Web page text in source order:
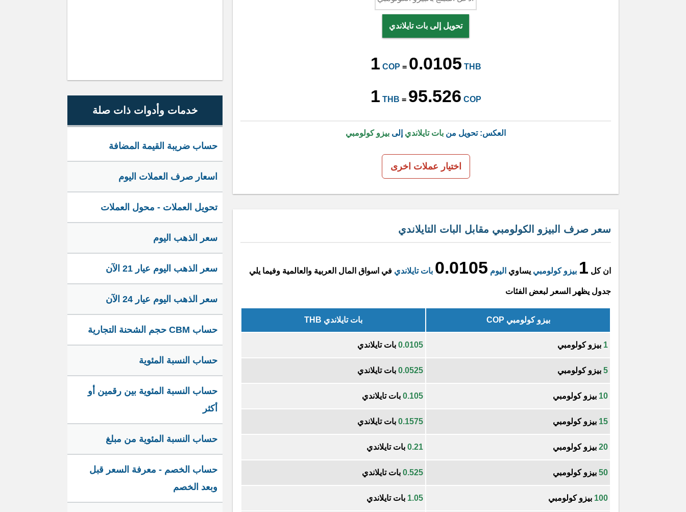
تحويل إلى بات تايلاندي
1 COP = 0.0105 THB
1 THB = 95.526 COP
العكس: تحويل من بات تايلاندي إلى بيزو كولومبي
اختيار عملات اخرى
سعر صرف البيزو الكولومبي مقابل البات التايلاندي
ان كل 1 بيزو كولومبي يساوي اليوم 0.0105 بات تايلاندي في اسواق المال العربية والعالمية وفيما يلي
جدول يظهر السعر لبعض الفئات
بيزو كولومبي COP بات تايلاندي THB
1 بيزو كولومبي 0.0105 بات تايلاندي
5 بيزو كولومبي 0.0525 بات تايلاندي
10 بيزو كولومبي 0.105 بات تايلاندي
15 بيزو كولومبي 0.1575 بات تايلاندي
20 بيزو كولومبي 0.21 بات تايلاندي
50 بيزو كولومبي 0.525 بات تايلاندي
100 بيزو كولومبي 1.05 بات تايلاندي
خدمات وأدوات ذات صلة
حساب ضريبة القيمة المضافة
اسعار صرف العملات اليوم
تحويل العملات - محول العملات
سعر الذهب اليوم
سعر الذهب اليوم عيار 21 الآن
سعر الذهب اليوم عيار 24 الآن
حساب CBM حجم الشحنة التجارية
حساب النسبة المئوية
حساب النسبة المئوية بين رقمين أو
أكثر
حساب النسبة المئوية من مبلغ
حساب الخصم - معرفة السعر قبل
وبعد الخصم